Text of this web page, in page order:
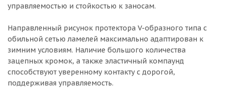
управляемостью и стойкостью к заносам.
Направленный рисунок протектора V-образного типа с
обильной сетью ламелей максимально адаптирован к
зимним условиям. Наличие большого количества
зацепных кромок, а также эластичный компаунд
способствуют уверенному контакту с дорогой,
поддерживая управляемость.